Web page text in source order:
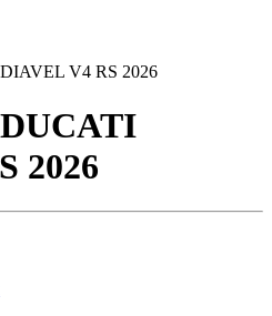
V4 RS 2026
2026